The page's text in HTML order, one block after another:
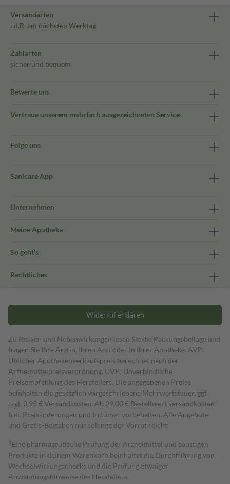
Versandarten
i.d.R. am nächsten Werktag
Zahlarten
sicher und bequem
Bewerte uns
Vertraue unserem mehrfach ausgezeichneten Service
Folge uns
Sanicare App
Unternehmen
Meine Apotheke
So geht's
Rechtliches
Widerruf erklären
Zu Risiken und Nebenwirkungen lesen Sie die Packungsbeilage und
fragen Sie Ihre Ärztin, Ihren Arzt oder in Ihrer Apotheke. AVP:
Üblicher Apothekenverkaufspreis berechnet nach der
Arzneimittelpreisverordnung. UVP: Unverbindliche
Preisempfehlung des Herstellers. Die angegebenen Preise
beinhalten die gesetzlich vorgeschriebene Mehrwertsteuer, ggf.
zzgl. 3,95 € Versandkosten. Ab 29,00 € Bestell­wert versand­kosten­
frei. Preisänderungen und Irrtümer vorbehalten. Alle Angebote
und Gratis-Beigaben nur solange der Vorrat reicht.
1 Eine pharmazeutische Prüfung der Arzneimittel und sonstigen
Produkte in deinem Warenkorb beinhaltet die Durchführung von
Wechselwirkungschecks und die Prüfung etwaiger
Anwendungshinweise des Herstellers.